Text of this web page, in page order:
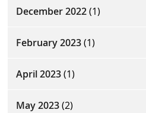
December 2022(1)
February 2023(1)
April 2023(1)
May 2023(2)